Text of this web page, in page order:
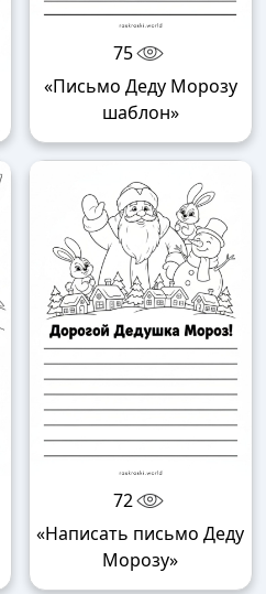
75
«Письмо Деду Морозу
шаблон»
72
«Написать письмо Деду
Морозу»